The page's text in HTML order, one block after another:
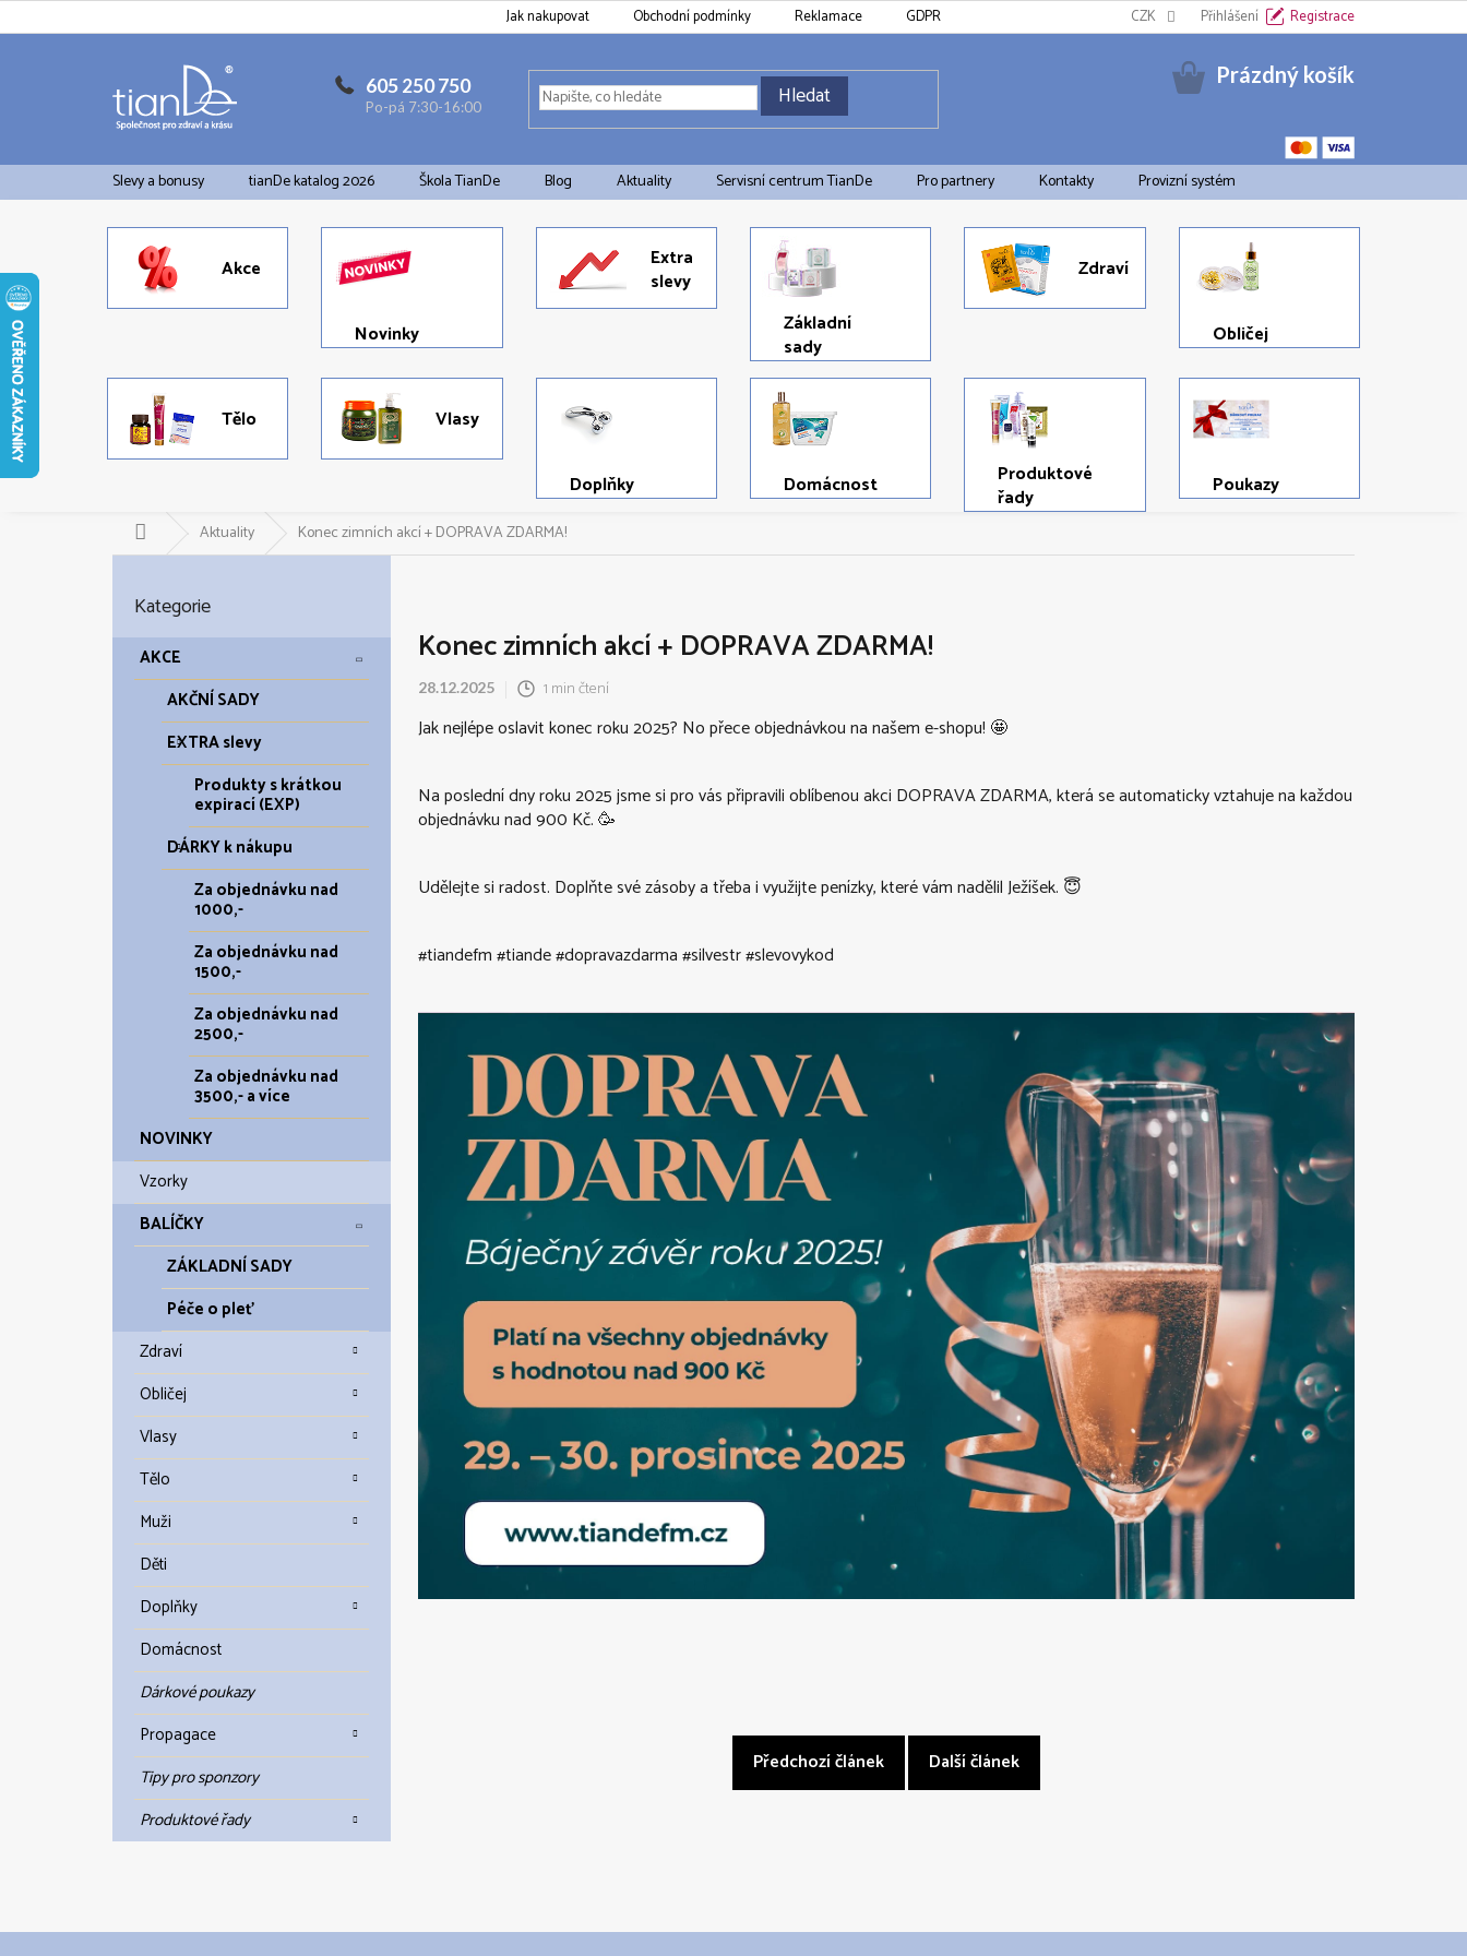
Přejít
na
Jak nakupovat Obchodní podmínky Reklamace GDPR Informační oznámení k EET Cookies Doprava a platba
CZK Přihlášení Registrace
605 250 750
Po-pá 7:30-16:00 Hledat
Nákupní
Prázdný košík
Slevy a bonusy tianDe katalog 2026 Škola TianDe Blog Aktuality Servisní centrum TianDe Pro partnery Kontakty Provizní systém
Akce
Novinky
Extra
slevy
Základní
sady
Zdraví
Obličej
Tělo Vlasy
Doplňky Domácnost
Produktové
řady
Poukazy
Aktuality Konec zimních akcí + DOPRAVA ZDARMA!
kategorie
Kategorie
AKCE
AKČNÍ SADY
EXTRA slevy
Produkty s krátkou
expirací (EXP)
DÁRKY k nákupu
Za objednávku nad
1000,-
Za objednávku nad
1500,-
Za objednávku nad
2500,-
Za objednávku nad
3500,- a více
NOVINKY
Vzorky
BALÍČKY
ZÁKLADNÍ SADY
Péče o pleť
Zdraví
Obličej
Vlasy
Tělo
Muži
Děti
Doplňky
Domácnost
Dárkové poukazy
Propagace
Tipy pro sponzory
Produktové řady
Konec zimních akcí + DOPRAVA ZDARMA!
28.12.2025 1 min čtení
Jak nejlépe oslavit konec roku 2025? No přece objednávkou na našem e-shopu! 🤩
Na poslední dny roku 2025 jsme si pro vás připravili oblíbenou akci DOPRAVA ZDARMA, která se automaticky vztahuje na každou
objednávku nad 900 Kč. 🥳
Udělejte si radost. Doplňte své zásoby a třeba i využijte penízky, které vám nadělil Ježíšek. 😇
#tiandefm #tiande #dopravazdarma #silvestr #slevovykod
Předchozí článek Další článek